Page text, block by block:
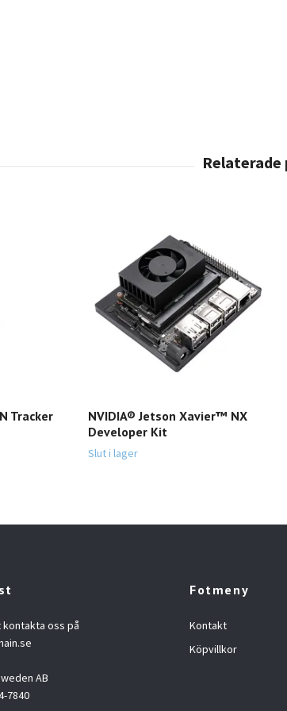
Tracker
NVIDIA® Jetson Xavier™ NX
Developer Kit
Slut i lager
oss på
AB
7840
Fotmeny
Kontakt
Köpvillkor